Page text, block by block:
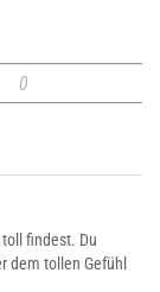
findest. Du
dem tollen Gefühl